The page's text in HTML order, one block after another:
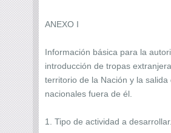
ANEXO I
Información básica para la
introducción de tropas
territorio de la Nación y la salida
nacionales fuera de él.
1. Tipo de actividad a desarrollar.